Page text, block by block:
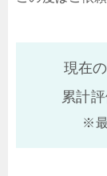
現在
累計
※